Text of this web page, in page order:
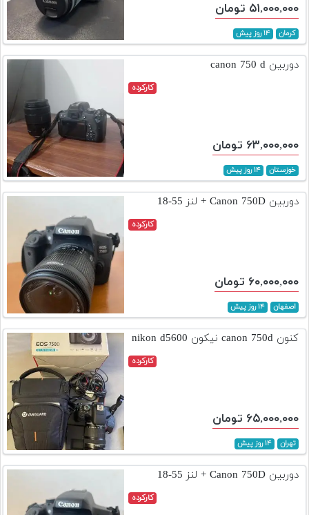
۵۱,۰۰۰,۰۰۰ تومان
کرمان ۱۴ روز پیش
دوربین canon 750 d
کارکرده
۶۳,۰۰۰,۰۰۰ تومان
خوزستان ۱۴ روز پیش
دوربین Canon 750D + لنز 55-18
کارکرده
۶۰,۰۰۰,۰۰۰ تومان
اصفهان ۱۴ روز پیش
کنون canon 750d نیکون nikon d5600
کارکرده
۶۵,۰۰۰,۰۰۰ تومان
تهران ۱۴ روز پیش
دوربین Canon 750D + لنز 55-18
کارکرده